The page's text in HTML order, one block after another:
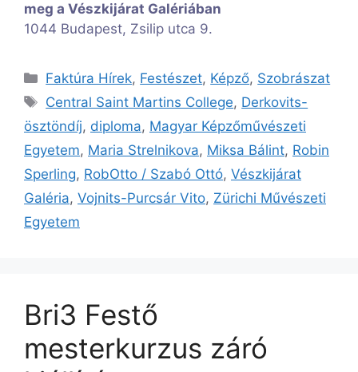
meg a Vészkijárat Galériában
1044 Budapest, Zsilip utca 9.
Kategória
Faktúra Hírek, Festészet, Képző, Szobrászat
Címkék
Central Saint Martins College, Derkovits-
ösztöndíj, diploma, Magyar Képzőművészeti
Egyetem, Maria Strelnikova, Miksa Bálint, Robin
Sperling, RobOtto / Szabó Ottó, Vészkijárat
Galéria, Vojnits-Purcsár Vito, Zürichi Művészeti
Egyetem
Bri3 Festő
mesterkurzus záró